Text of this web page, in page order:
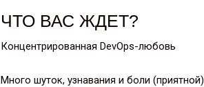
ЧТО ВАС ЖДЕТ?
Концентрированная DevOps-любовь
Много шуток, узнавания и боли (приятной)